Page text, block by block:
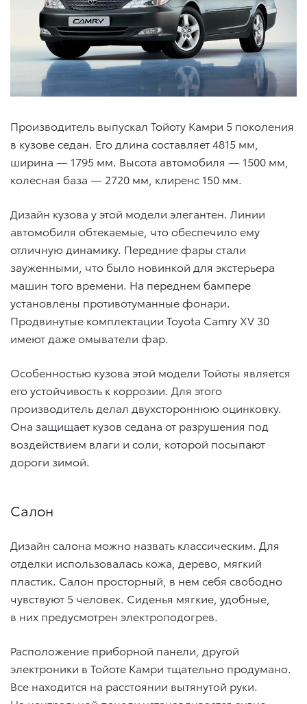
Производитель выпускал Тойоту Камри 5 поколения
в кузове седан. Его длина составляет 4815 мм,
ширина — 1795 мм. Высота автомобиля — 1500 мм,
колесная база — 2720 мм, клиренс 150 мм.
Дизайн кузова у этой модели элегантен. Линии
автомобиля обтекаемые, что обеспечило ему
отличную динамику. Передние фары стали
зауженными, что было новинкой для экстерьера
машин того времени. На переднем бампере
установлены противотуманные фонари.
Продвинутые комплектации Toyota Camry XV 30
имеют даже омыватели фар.
Особенностью кузова этой модели Тойоты является
его устойчивость к коррозии. Для этого
производитель делал двухстороннюю оцинковку.
Она защищает кузов седана от разрушения под
воздействием влаги и соли, которой посыпают
дороги зимой.
Салон
Дизайн салона можно назвать классическим. Для
отделки использовалась кожа, дерево, мягкий
пластик. Салон просторный, в нем себя свободно
чувствуют 5 человек. Сиденья мягкие, удобные,
в них предусмотрен электроподогрев.
Расположение приборной панели, другой
электроники в Тойоте Камри тщательно продумано.
Все находится на расстоянии вытянутой руки.